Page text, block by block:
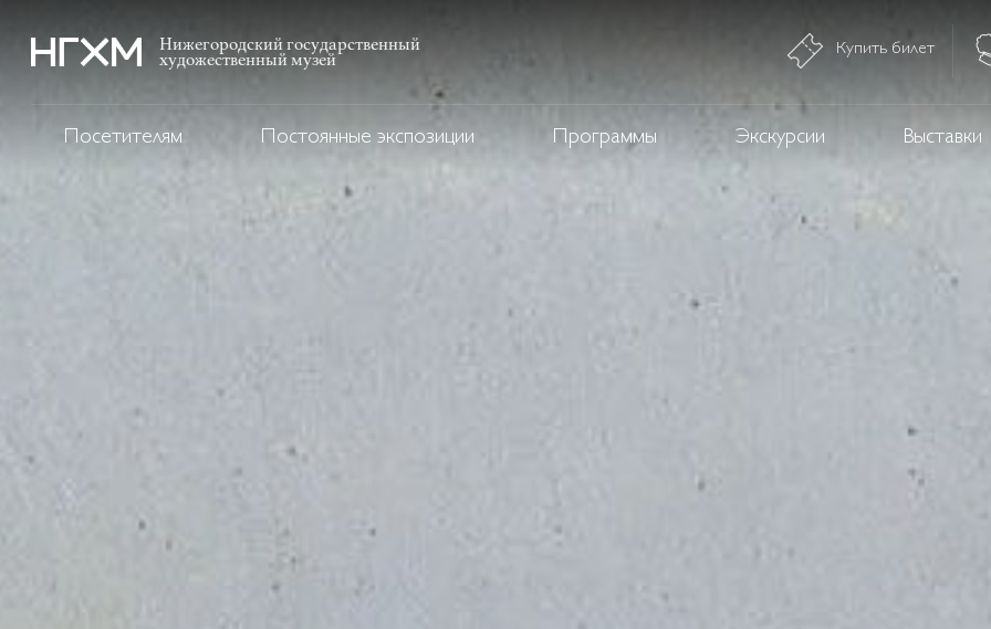
Нижегородский государственный
художественный музей
Купить билет
Посетителям Постоянные экспозиции Программы Экскурсии Выставки